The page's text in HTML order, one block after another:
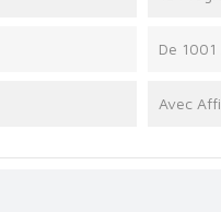
De
Avec